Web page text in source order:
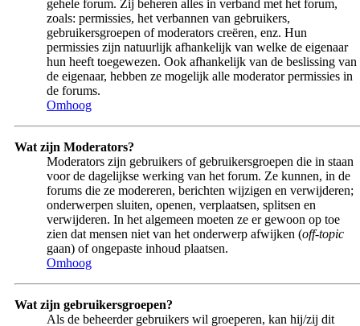
gehele forum. Zij beheren alles in verband met het forum,
zoals: permissies, het verbannen van gebruikers,
gebruikersgroepen of moderators creëren, enz. Hun
permissies zijn natuurlijk afhankelijk van welke de eigenaar
hun heeft toegewezen. Ook afhankelijk van de beslissing van
de eigenaar, hebben ze mogelijk alle moderator permissies in
de forums.
Omhoog
Wat zijn Moderators?
Moderators zijn gebruikers of gebruikersgroepen die in staan
voor de dagelijkse werking van het forum. Ze kunnen, in de
forums die ze modereren, berichten wijzigen en verwijderen;
onderwerpen sluiten, openen, verplaatsen, splitsen en
verwijderen. In het algemeen moeten ze er gewoon op toe
zien dat mensen niet van het onderwerp afwijken (off-topic
gaan) of ongepaste inhoud plaatsen.
Omhoog
Wat zijn gebruikersgroepen?
Als de beheerder gebruikers wil groeperen, kan hij/zij dit